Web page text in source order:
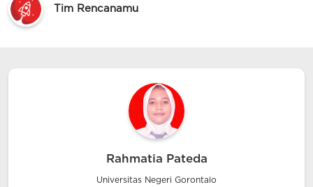
Tim Rencanamu
Rahmatia Pateda
Universitas Negeri Gorontalo